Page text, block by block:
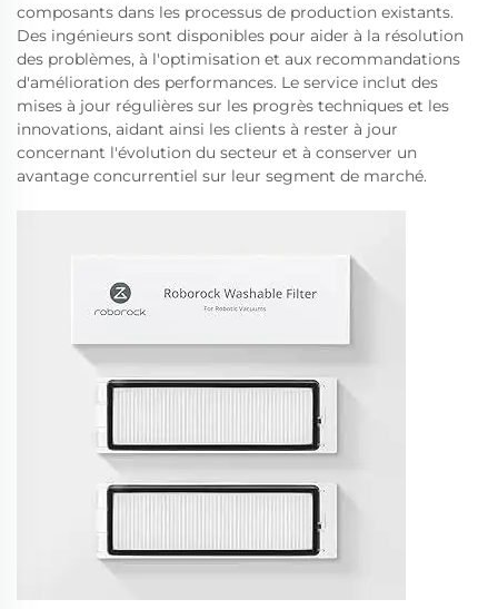
composants dans les processus de production existants.
Des ingénieurs sont disponibles pour aider à la résolution
des problèmes, à l'optimisation et aux recommandations
d'amélioration des performances. Le service inclut des
mises à jour régulières sur les progrès techniques et les
innovations, aidant ainsi les clients à rester à jour
concernant l'évolution du secteur et à conserver un
avantage concurrentiel sur leur segment de marché.